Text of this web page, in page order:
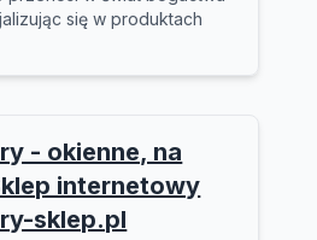
się w produktach
- okienne, na
internetowy
sklep.pl